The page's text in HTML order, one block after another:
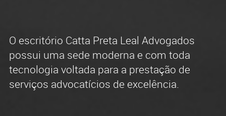
O escritório Catta Preta Leal Advogados
possui uma sede moderna e com toda
tecnologia voltada para a prestação de
serviços advocatícios de excelência.
O quadro de advogados do escritório é
formado por profissionais experientes, com
intensa atividade na advocacia em todas
regiões do Brasil.
Efetiva e reconhecida experiência na
advocacia contenciosa e consultiva.